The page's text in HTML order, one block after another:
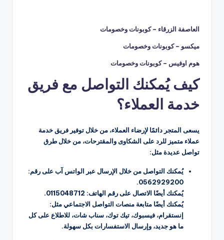
العاصفة الزرقاء – كوبونات وخصومات
ميكسو – كوبونات وخصومات
هوم اوفيس – كوبونات وخصومات
كيف يُمكنك التواصل مع فريق
خدمة العملاء؟
يسعى المتجر دائمًا لإرضاء العملاء، من خلال توفير فريق خدمة
عملاء متميز للرد على الشكاوى والمقترحات، من خلال طرق
تواصل عديدة مثل:
يُمكنك التواصل من خلال الإرسال عبر الواتس آب على رقم:
0562929200.
يُمكنك أيضًا الاتصال على رقم الهاتف: 0115048712.
يُمكنك أيضًا متابعة منصات التواصل الاجتماعي مثل:
إنستقرام، فيسبوك، تيك توك، سناب شات، للاطلاع على كل
ما هو جديد، وإرسال الاستفسارات بكل سهولة.